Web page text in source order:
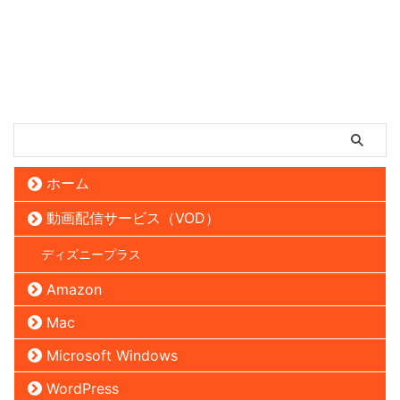
ホーム
動画配信サービス（VOD）
ディズニープラス
Amazon
Mac
Microsoft Windows
WordPress